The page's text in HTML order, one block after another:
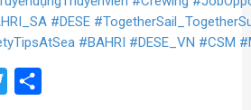
#DESE
#BAHRI #DESE_VN #CSM
Twitter